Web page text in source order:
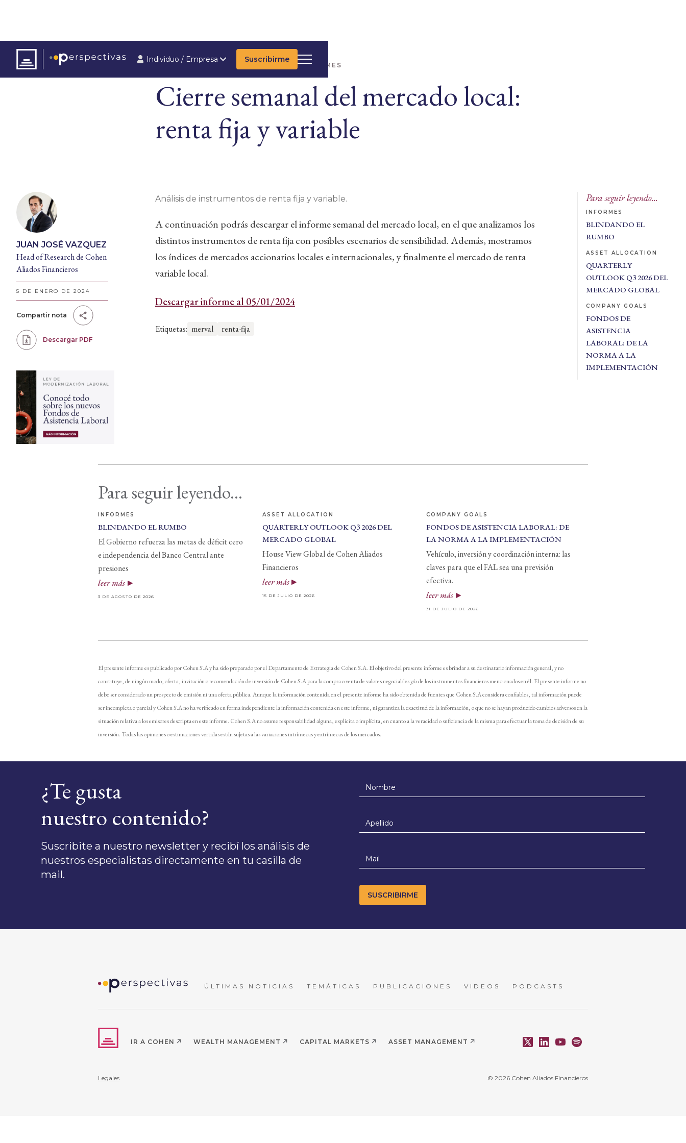
Individuo / Empresa Suscribirme
ARTÍCULOS INFORMES
Cierre semanal del mercado local:
renta fija y variable
JUAN JOSÉ VAZQUEZ
Head of Research de Cohen
Aliados Financieros
5 DE ENERO DE 2024
Compartir nota
Descargar PDF
Análisis de instrumentos de renta fija y variable.
A continuación podrás descargar el informe semanal del mercado local, en el que analizamos los
distintos instrumentos de renta fija con posibles escenarios de sensibilidad. Además, mostramos
los índices de mercados accionarios locales e internacionales, y finalmente el mercado de renta
variable local.
Descargar informe al 05/01/2024
Etiquetas: merval renta-fija
Para seguir leyendo...
INFORMES
BLINDANDO EL
RUMBO
ASSET ALLOCATION
QUARTERLY
OUTLOOK Q3 2026 DEL
MERCADO GLOBAL
COMPANY GOALS
FONDOS DE
ASISTENCIA
LABORAL: DE LA
NORMA A LA
IMPLEMENTACIÓN
Para seguir leyendo...
INFORMES
BLINDANDO EL RUMBO
El Gobierno refuerza las metas de déficit cero
e independencia del Banco Central ante
presiones
leer más
3 DE AGOSTO DE 2026
ASSET ALLOCATION
QUARTERLY OUTLOOK Q3 2026 DEL
MERCADO GLOBAL
House View Global de Cohen Aliados
Financieros
leer más
15 DE JULIO DE 2026
COMPANY GOALS
FONDOS DE ASISTENCIA LABORAL: DE
LA NORMA A LA IMPLEMENTACIÓN
Vehículo, inversión y coordinación interna: las
claves para que el FAL sea una previsión
efectiva.
leer más
31 DE JULIO DE 2026
El presente informe es publicado por Cohen S.A y ha sido preparado por el Departamento de Estrategia de Cohen S.A. El objetivo del presente informe es brindar a su destinatario información general, y no
constituye, de ningún modo, oferta, invitación o recomendación de inversión de Cohen S.A para la compra o venta de valores negociables y/o de los instrumentos financieros mencionados en él. El presente informe no
debe ser considerado un prospecto de emisión ni una oferta pública. Aunque la información contenida en el presente informe ha sido obtenida de fuentes que Cohen S.A considera confiables, tal información puede
ser incompleta o parcial y Cohen S.A no ha verificado en forma independiente la información contenida en este informe, ni garantiza la exactitud de la información, o que no se hayan producido cambios adversos en la
situación relativa a los emisores descripta en este informe. Cohen S.A no asume responsabilidad alguna, explícita o implícita, en cuanto a la veracidad o suficiencia de la misma para efectuar la toma de decisión de su
inversión. Todas las opiniones o estimaciones vertidas están sujetas a las variaciones intrínsecas y extrínsecas de los mercados.
¿Te gusta
nuestro contenido?
Suscribite a nuestro newsletter y recibí los análisis de
nuestros especialistas directamente en tu casilla de
mail.
ÚLTIMAS NOTICIAS TEMÁTICAS PUBLICACIONES VIDEOS PODCASTS
IR A COHEN WEALTH MANAGEMENT CAPITAL MARKETS ASSET MANAGEMENT
Legales © 2026 Cohen Aliados Financieros